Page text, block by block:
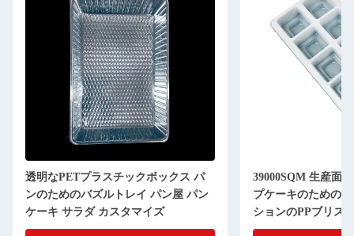
透明なPETプラスチックボックス パ
ンのためのバズルトレイ パン屋 パン
ケーキ サラダ カスタマイズ
39000SQM 生産面
プケーキのための
ションのPPブリス